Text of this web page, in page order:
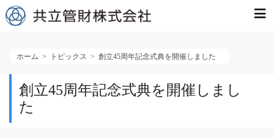
ホーム トピックス 創立45周年記念式典を開催しました
創立45周年記念式典を開催しまし
た